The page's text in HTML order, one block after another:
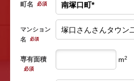
町名 必須
マンション
名
必須
専有面積
必須
m2